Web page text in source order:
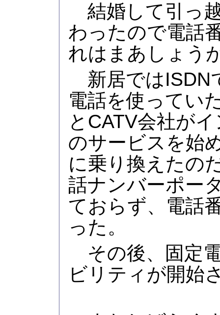
結婚して引っ
わったので電話
れはまあしょう
新居ではISDN
電話を使ってい
とCATV会社が
のサービスを始
に乗り換えたの
話ナンバーポー
ておらず、電話
った。
その後、固定
ビリティが開始